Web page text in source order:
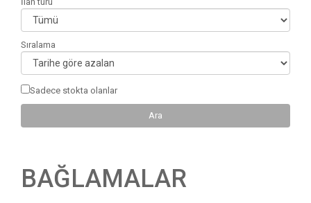
Sıralama
Sadece stokta olanlar
BAĞLAMALAR